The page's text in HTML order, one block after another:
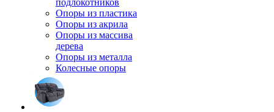
подлокотников
Опоры из пластика
Опоры из акрила
Опоры из массива
дерева
Опоры из металла
Колесные опоры